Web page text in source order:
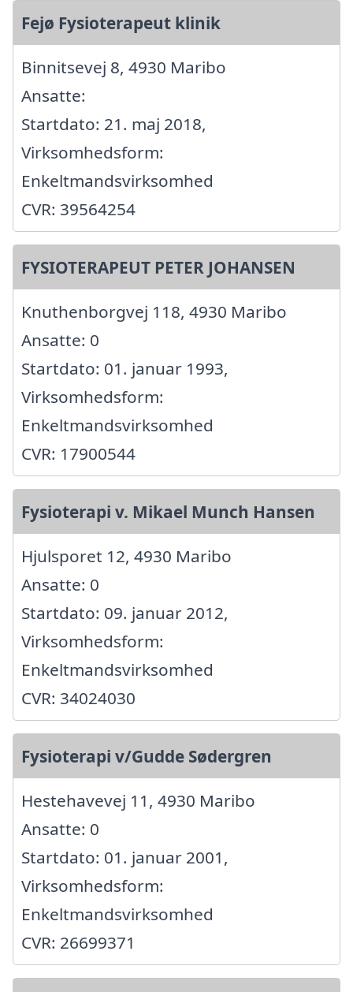
Fejø Fysioterapeut klinik
Binnitsevej 8, 4930 Maribo
Ansatte:
Startdato: 21. maj 2018,
Virksomhedsform:
Enkeltmandsvirksomhed
CVR: 39564254
FYSIOTERAPEUT PETER JOHANSEN
Knuthenborgvej 118, 4930 Maribo
Ansatte: 0
Startdato: 01. januar 1993,
Virksomhedsform:
Enkeltmandsvirksomhed
CVR: 17900544
Fysioterapi v. Mikael Munch Hansen
Hjulsporet 12, 4930 Maribo
Ansatte: 0
Startdato: 09. januar 2012,
Virksomhedsform:
Enkeltmandsvirksomhed
CVR: 34024030
Fysioterapi v/Gudde Sødergren
Hestehavevej 11, 4930 Maribo
Ansatte: 0
Startdato: 01. januar 2001,
Virksomhedsform:
Enkeltmandsvirksomhed
CVR: 26699371